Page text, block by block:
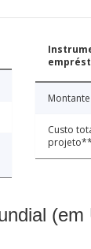
Custo
projeto**